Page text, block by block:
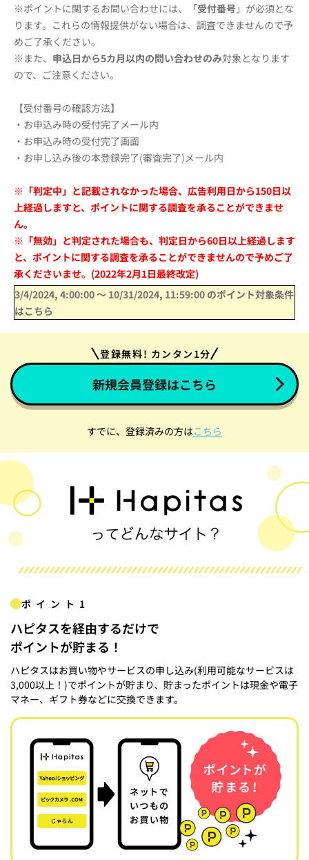
※ポイントに関するお問い合わせには、「受付番号」が必須とな
ります。これらの情報提供がない場合は、調査できませんので予
めご了承ください。
※また、 申込日から5カ月以内の問い合わせのみ対象となります
ので、ご注意ください。
【受付番号の確認方法】
・お申込み時の受付完了メール内
・お申込み時の受付完了画面
・お申し込み後の本登録完了(審査完了)メール内
※「判定中」と記載されなかった場合、広告利用日から150日以
上経過しますと、ポイントに関する調査を承ることができませ
ん。
※「無効」と判定された場合も、判定日から60日以上経過します
と、ポイントに関する調査を承ることができませんので予めご了
承くださいませ。(2022年2月1日最終改定)
3/4/2024, 4:00:00〜 10/31/2024, 11:59:00 のポイント対象条件
はこちら
登録無料! カンタン1分
新規会員登録はこちら
すでに、登録済みの方はこちら
ポイント1
ハピタスを経由するだけで
ポイントが貯まる！
ハピタスはお買い物やサービスの申し込み(利用可能なサービスは
3,000以上！)でポイントが貯まり、貯まったポイントは現金や電子
マネー、ギフト券などに交換できます。